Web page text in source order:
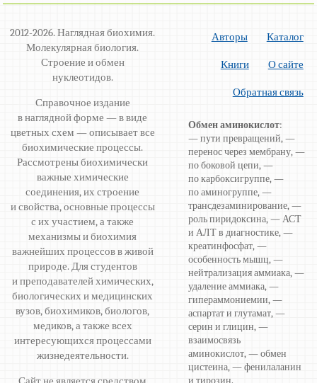
2012-2026. Наглядная биохимия.
Молекулярная биология.
Строение и обмен
нуклеотидов.
Справочное издание
в наглядной форме — в виде
цветных схем — описывает все
биохимические процессы.
Рассмотрены биохимически
важные химические
соединения, их строение
и свойства, основные процессы
с их участием, а также
механизмы и биохимия
важнейших процессов в живой
природе. Для студентов
и преподавателей химических,
биологических и медицинских
вузов, биохимиков, биологов,
медиков, а также всех
интересующихся процессами
жизнедеятельности.
Авторы Каталог
Книги О сайте
Обратная связь
Обмен аминокислот:
— пути превращений, —
перенос через мембрану, —
по боковой цепи, —
по карбоксигруппе, —
по аминогруппе, —
трансдезаминирование, —
роль пиридоксина, — АСТ
и АЛТ в диагностике, —
креатинфосфат, —
особенность мышц, —
нейтрализация аммиака, —
удаление аммиака, —
гипераммониемии, —
аспартат и глутамат, —
серин и глицин, —
взаимосвязь
аминокислот, — обмен
цистеина, — фенилаланин